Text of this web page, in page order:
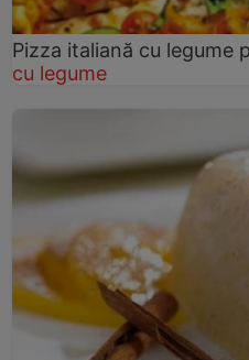
Pizza italiană cu legume
cu legume